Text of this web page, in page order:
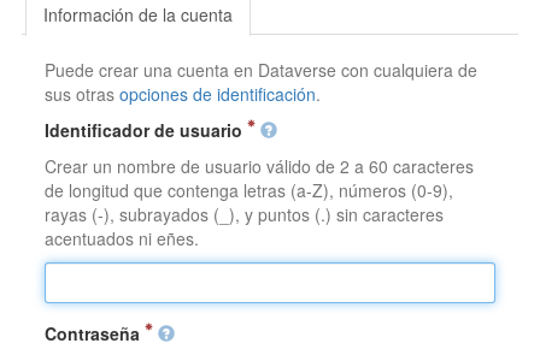
Información de la cuenta
Puede crear una cuenta en Dataverse con cualquiera de
sus otrasopciones de identificación.
Identificador de usuario
Crear un nombre de usuario válido de 2 a 60 caracteres
de longitud que contenga letras (a-Z), números (0-9),
rayas (-), subrayados (_), y puntos (.) sin caracteres
acentuados ni eñes.
Contraseña